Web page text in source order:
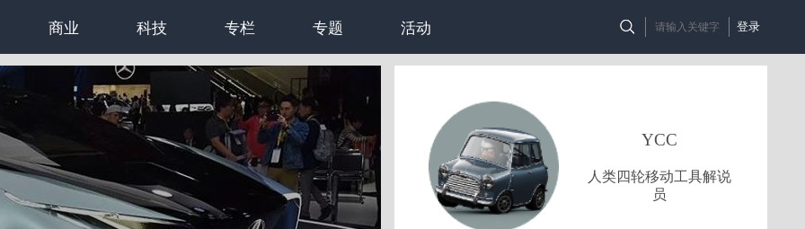
登录
商业 科技 专栏 专题 活动
YCC
人类四轮移动工具解说
员